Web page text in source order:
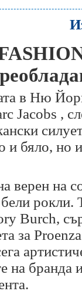
в Ню
Jacobs ,
и бяло, но
верен на
Burch,
за
на бранда